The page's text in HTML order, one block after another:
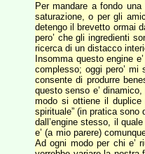
Per mandare a fondo
saturazione, o per gli
detengo il brevetto ormai
pero’ che gli ingredienti
ricerca di un distacco
Insomma questo engine
complesso; oggi pero’
consente di produrre
questo senso e’
modo si ottiene il duplice
spirituale” (in pratica
dall’engine stesso, il
e’ (a mio parere)
Ad ogni modo per chi e’